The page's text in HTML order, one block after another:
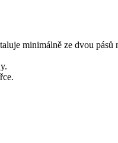
minimálně ze dvou